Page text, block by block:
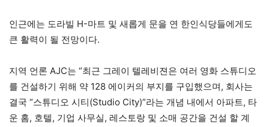
인근에는 도라빌 H-마트 및 새롭게 문을 연 한인식당들에게도
큰 활력이 될 전망이다.
지역 언론 AJC는 “최근 그레이 텔레비젼은 여러 영화 스튜디오
를 건설하기 위해 약 128 에이커의 부지를 구입했으며, 회사는
결국 “스튜디오 시티(Studio City)”라는 개념 내에서 아파트, 타
운 홈, 호텔, 기업 사무실, 레스토랑 및 소매 공간을 건설 할 계